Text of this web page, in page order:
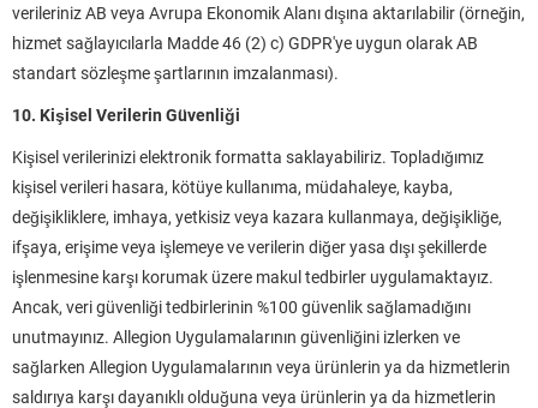
verileriniz AB veya Avrupa Ekonomik Alanı dışına aktarılabilir (örneğin,
hizmet sağlayıcılarla Madde 46 (2) c) GDPR'ye uygun olarak AB
standart sözleşme şartlarının imzalanması).
10. Kişisel Verilerin Güvenliği
Kişisel verilerinizi elektronik formatta saklayabiliriz. Topladığımız
kişisel verileri hasara, kötüye kullanıma, müdahaleye, kayba,
değişikliklere, imhaya, yetkisiz veya kazara kullanmaya, değişikliğe,
ifşaya, erişime veya işlemeye ve verilerin diğer yasa dışı şekillerde
işlenmesine karşı korumak üzere makul tedbirler uygulamaktayız.
Ancak, veri güvenliği tedbirlerinin %100 güvenlik sağlamadığını
unutmayınız. Allegion Uygulamalarının güvenliğini izlerken ve
sağlarken Allegion Uygulamalarının veya ürünlerin ya da hizmetlerin
saldırıya karşı dayanıklı olduğuna veya ürünlerin ya da hizmetlerin